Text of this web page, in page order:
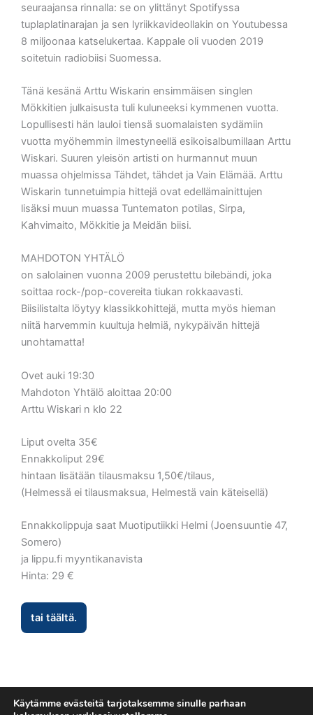
seuraajansa rinnalla: se on ylittänyt Spotifyssa
tuplaplatinarajan ja sen lyriikkavideollakin on Youtubessa
8 miljoonaa katselukertaa. Kappale oli vuoden 2019
soitetuin radiobiisi Suomessa.
Tänä kesänä Arttu Wiskarin ensimmäisen singlen
Mökkitien julkaisusta tuli kuluneeksi kymmenen vuotta.
Lopullisesti hän lauloi tiensä suomalaisten sydämiin
vuotta myöhemmin ilmestyneellä esikoisalbumillaan Arttu
Wiskari. Suuren yleisön artisti on hurmannut muun
muassa ohjelmissa Tähdet, tähdet ja Vain Elämää. Arttu
Wiskarin tunnetuimpia hittejä ovat edellämainittujen
lisäksi muun muassa Tuntematon potilas, Sirpa,
Kahvimaito, Mökkitie ja Meidän biisi.
MAHDOTON YHTÄLÖ
on salolainen vuonna 2009 perustettu bilebändi, joka
soittaa rock-/pop-covereita tiukan rokkaavasti.
Biisilistalta löytyy klassikkohittejä, mutta myös hieman
niitä harvemmin kuultuja helmiä, nykypäivän hittejä
unohtamatta!
Ovet auki 19:30
Mahdoton Yhtälö aloittaa 20:00
Arttu Wiskari n klo 22
Liput ovelta 35€
Ennakkoliput 29€
hintaan lisätään tilausmaksu 1,50€/tilaus,
(Helmessä ei tilausmaksua, Helmestä vain käteisellä)
Ennakkolippuja saat Muotiputiikki Helmi (Joensuuntie 47,
Somero)
ja lippu.fi myyntikanavista
Hinta: 29 €
tai täältä.
Käytämme evästeitä tarjotaksemme sinulle parhaan